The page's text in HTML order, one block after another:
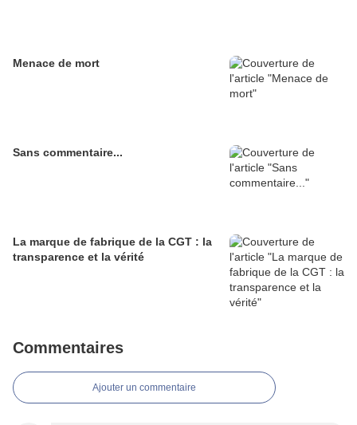
Menace de mort
Sans commentaire...
La marque de fabrique de la CGT : la
transparence et la vérité
Commentaires
Ajouter un commentaire